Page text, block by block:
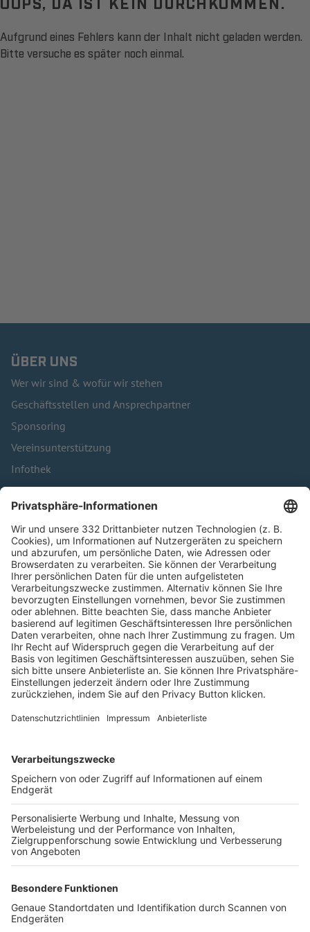
Aufgrund eines Fehlers kann der Inhalt nicht geladen werden.
Bitte versuche es später noch einmal.
ÜBER UNS
Wer wir sind & wofür wir stehen
Geschäftsstellen und Ansprechpartner
Sponsoring
Vereinsunterstützung
Infothek
Kontakt
HÄUFIG BESUCHTE SEITEN
Pässe und Vereinswechsel
Trainerausbildung
Schulungsangebot Vereinsmitarbeiter
BFV-Geschäftsstellen
Trainerbörse
Login SpielPlus
FOLGE DEM BFV
TOP-VEREINE
TOP-PARTNER